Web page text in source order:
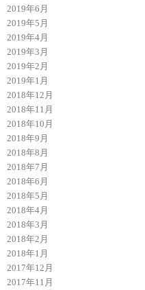
2019年6月
2019年5月
2019年4月
2019年3月
2019年2月
2019年1月
2018年12月
2018年11月
2018年10月
2018年9月
2018年8月
2018年7月
2018年6月
2018年5月
2018年4月
2018年3月
2018年2月
2018年1月
2017年12月
2017年11月